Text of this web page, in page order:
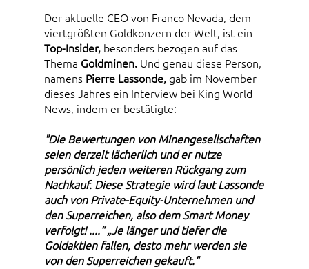
Der aktuelle CEO von Franco Nevada, dem
viertgrößten Goldkonzern der Welt, ist ein
Top-Insider, besonders bezogen auf das
Thema Goldminen. Und genau diese Person,
namens Pierre Lassonde, gab im November
dieses Jahres ein Interview bei King World
News, indem er bestätigte:
"Die Bewertungen von Minengesellschaften
seien derzeit lächerlich und er nutze
persönlich jeden weiteren Rückgang zum
Nachkauf. Diese Strategie wird laut Lassonde
auch von Private-Equity-Unternehmen und
den Superreichen, also dem Smart Money
verfolgt! ....“ „Je länger und tiefer die
Goldaktien fallen, desto mehr werden sie
von den Superreichen gekauft."